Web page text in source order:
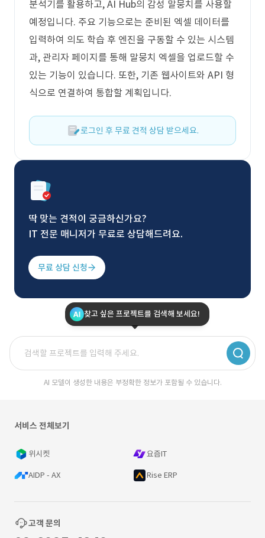
분석기를 활용하고, AI Hub의 감성 말뭉치를 사용할
예정입니다. 주요 기능으로는 준비된 엑셀 데이터를
입력하여 의도 학습 후 엔진을 구동할 수 있는 시스템
과, 관리자 페이지를 통해 말뭉치 엑셀을 업로드할 수
있는 기능이 있습니다. 또한, 기존 웹사이트와 API 형
식으로 연결하여 통합할 계획입니다.
로그인 후 무료 견적 상담 받으세요.
딱 맞는 견적이 궁금하신가요?
IT 전문 매니저가 무료로 상담해드려요.
무료 상담 신청
찾고 싶은 프로젝트를 검색해 보세요!
AI 모델이 생성한 내용은 부정확한 정보가 포함될 수 있습니다.
서비스 전체보기
위시켓 요즘IT
AIDP - AX Rise ERP
고객 문의